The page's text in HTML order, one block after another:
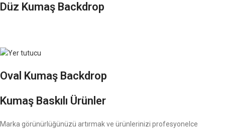
Düz Kumaş Backdrop
Oval Kumaş Backdrop
Kumaş Baskılı Ürünler
Marka görünürlüğünüzü artırmak ve ürünlerinizi profesyonelce